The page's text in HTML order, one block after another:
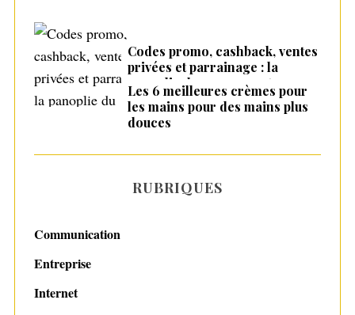
Codes promo, cashback, ventes
privées et parrainage : la
panoplie du consommateur
malin en 2026
Les 6 meilleures crèmes pour
les mains pour des mains plus
douces
RUBRIQUES
Communication
Entreprise
Internet